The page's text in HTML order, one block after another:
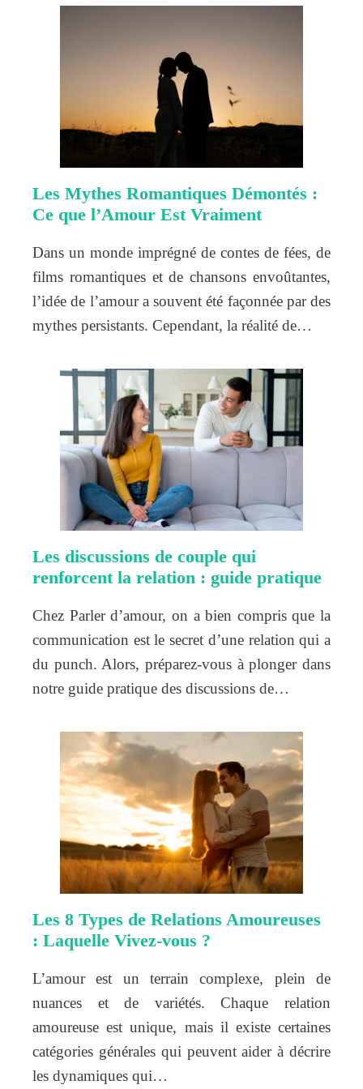
Les Mythes Romantiques Démontés :
Ce que l’Amour Est Vraiment
Dans un monde imprégné de contes de fées, de
films romantiques et de chansons envoûtantes,
l’idée de l’amour a souvent été façonnée par des
mythes persistants. Cependant, la réalité de…
Les discussions de couple qui
renforcent la relation : guide pratique
Chez Parler d’amour, on a bien compris que la
communication est le secret d’une relation qui a
du punch. Alors, préparez-vous à plonger dans
notre guide pratique des discussions de…
Les 8 Types de Relations Amoureuses
: Laquelle Vivez-vous ?
L’amour est un terrain complexe, plein de
nuances et de variétés. Chaque relation
amoureuse est unique, mais il existe certaines
catégories générales qui peuvent aider à décrire
les dynamiques qui…